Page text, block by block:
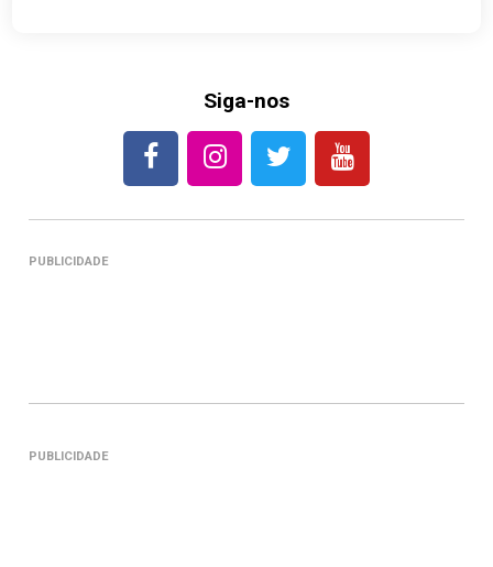
Siga-nos
PUBLICIDADE
PUBLICIDADE